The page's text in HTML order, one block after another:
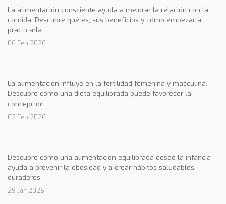
La alimentación consciente ayuda a mejorar la relación con la
comida. Descubre qué es, sus beneficios y cómo empezar a
practicarla.
06 Feb 2026
La alimentación influye en la fertilidad femenina y masculina.
Descubre cómo una dieta equilibrada puede favorecer la
concepción.
02 Feb 2026
Descubre cómo una alimentación equilibrada desde la infancia
ayuda a prevenir la obesidad y a crear hábitos saludables
duraderos.
29 Jan 2026